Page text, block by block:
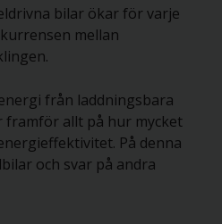
bilar ökar för varje
mellan
från laddningsbara
framför allt på hur mycket
På denna
och svar på andra